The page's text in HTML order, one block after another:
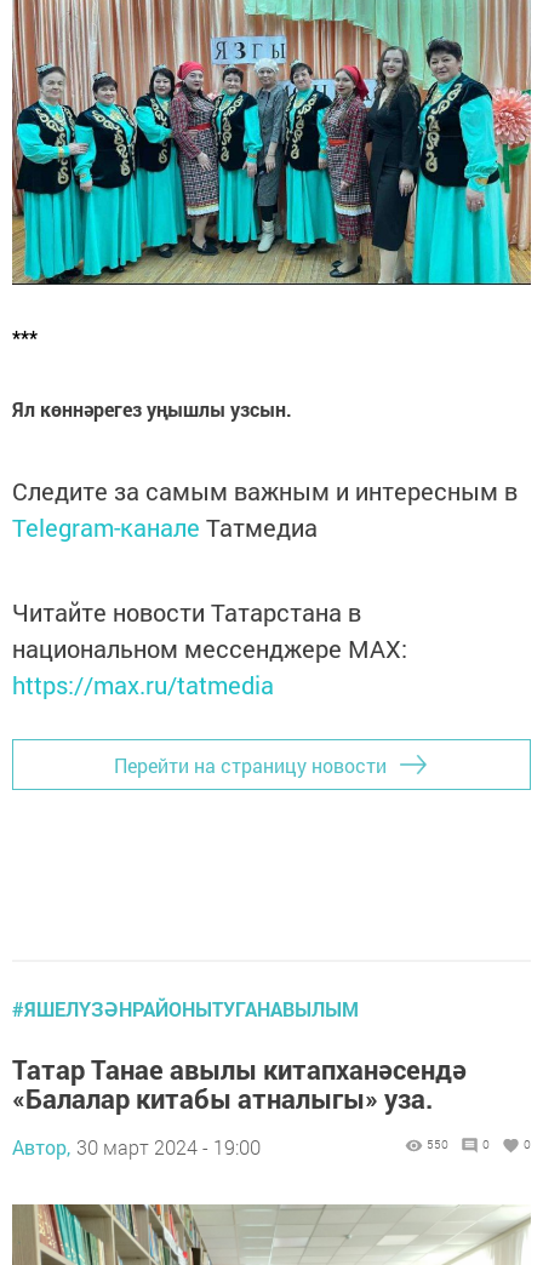
***
Ял көннәрегез уңышлы узсын.
Следите за самым важным и интересным в
Telegram-канале Татмедиа
Читайте новости Татарстана в
национальном мессенджере MАХ:
https://max.ru/tatmedia
Перейти на страницу новости
#ЯШЕЛҮЗӘНРАЙОНЫТУГАНАВЫЛЫМ
Татар Танае авылы китапханәсендә
«Балалар китабы атналыгы» уза.
Автор, 30 март 2024 - 19:00 550 0 0